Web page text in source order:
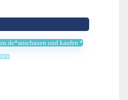
und kaufen *